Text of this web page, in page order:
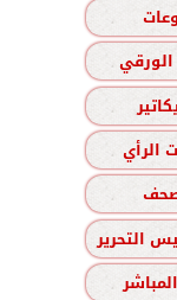
الورقي
الرأي
التحرير